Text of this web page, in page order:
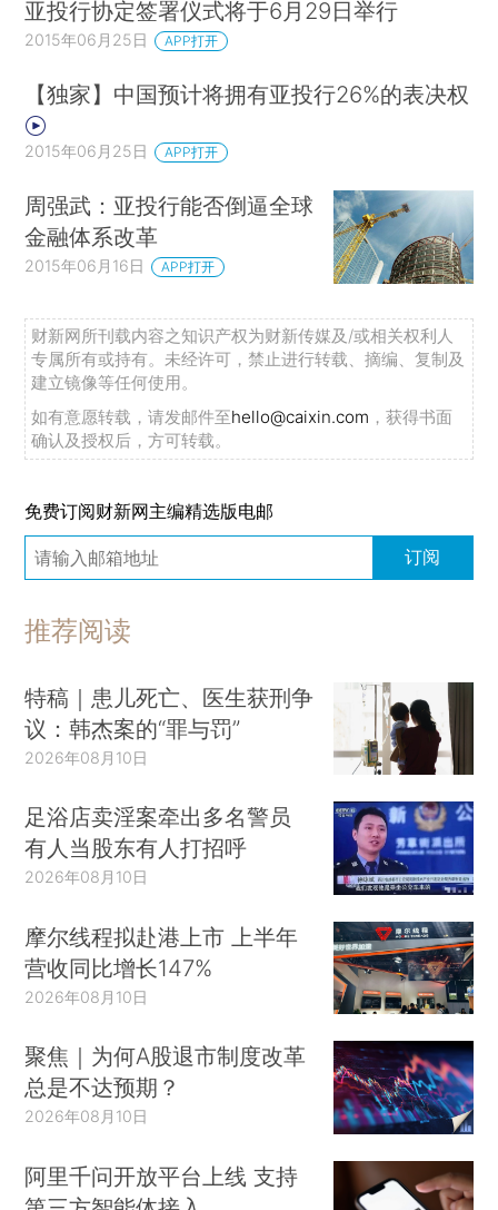
亚投行协定签署仪式将于6月29日举行
2015年06月25日 APP打开
【独家】中国预计将拥有亚投行26%的表决权
2015年06月25日 APP打开
周强武：亚投行能否倒逼全球
金融体系改革
2015年06月16日 APP打开
财新网所刊载内容之知识产权为财新传媒及/或相关权利人
专属所有或持有。未经许可，禁止进行转载、摘编、复制及
建立镜像等任何使用。
如有意愿转载，请发邮件至hello@caixin.com ，获得书面
确认及授权后，方可转载。
免费订阅财新网主编精选版电邮
订阅
推荐阅读
特稿｜患儿死亡、医生获刑争
议：韩杰案的“罪与罚”
2026年08月10日
足浴店卖淫案牵出多名警员
有人当股东有人打招呼
2026年08月10日
摩尔线程拟赴港上市 上半年
营收同比增长147%
2026年08月10日
聚焦｜为何A股退市制度改革
总是不达预期？
2026年08月10日
阿里千问开放平台上线 支持